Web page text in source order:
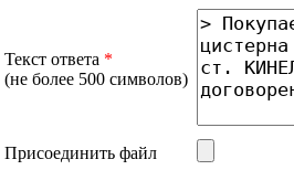
Текст ответа *
(не более 500 символов)
Присоединить файл